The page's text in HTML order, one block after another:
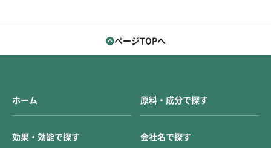
ページTOPへ
ホーム 原料・成分で探す
効果・効能で探す 会社名で探す